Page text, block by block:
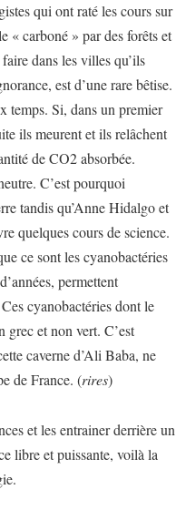
qui ont raté les cours sur
« carboné » par des forêts et
dans les villes qu’ils
est d’une rare bêtise.
temps. Si, dans un premier
ils meurent et ils relâchent
de CO2 absorbée.
C’est pourquoi
tandis qu’Anne Hidalgo et
quelques cours de science.
ce sont les cyanobactéries
permettent
cyanobactéries dont le
et non vert. C’est
caverne d’Ali Baba, ne
de France. (rires)
et les entrainer derrière un
libre et puissante, voilà la